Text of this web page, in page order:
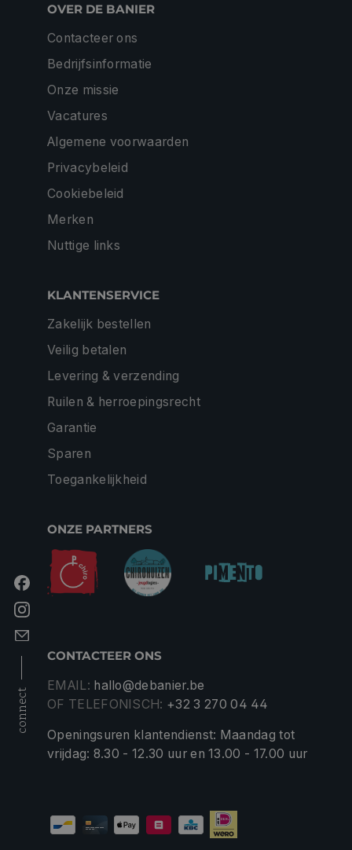
connect
OVER DE BANIER
Contacteer ons
Bedrijfsinformatie
Onze missie
Vacatures
Algemene voorwaarden
Privacybeleid
Cookiebeleid
Merken
Nuttige links
KLANTENSERVICE
Zakelijk bestellen
Veilig betalen
Levering & verzending
Ruilen & herroepingsrecht
Garantie
Sparen
Toegankelijkheid
ONZE PARTNERS
CONTACTEER ONS
EMAIL: hallo@debanier.be
OF TELEFONISCH: +32 3 270 04 44
Openingsuren klantendienst: Maandag tot
vrijdag: 8.30 - 12.30 uur en 13.00 - 17.00 uur